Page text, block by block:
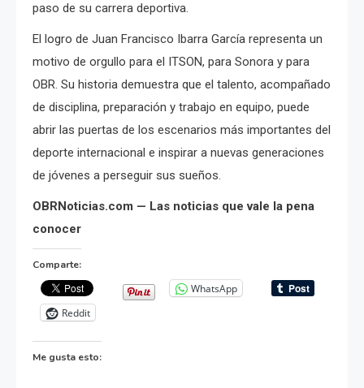
paso de su carrera deportiva.
El logro de Juan Francisco Ibarra García representa un
motivo de orgullo para el ITSON, para Sonora y para
OBR. Su historia demuestra que el talento, acompañado
de disciplina, preparación y trabajo en equipo, puede
abrir las puertas de los escenarios más importantes del
deporte internacional e inspirar a nuevas generaciones
de jóvenes a perseguir sus sueños.
OBRNoticias.com — Las noticias que vale la pena
conocer
Comparte:
WhatsApp
Reddit
Me gusta esto: